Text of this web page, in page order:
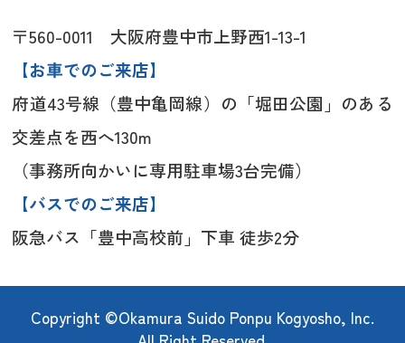
〒560-0011 大阪府豊中市上野西1-13-1
【お車でのご来店】
府道43号線（豊中亀岡線）の「堀田公園」のある
交差点を西へ130m
（事務所向かいに専用駐車場3台完備）
【バスでのご来店】
阪急バス「豊中高校前」下車 徒歩2分
Copyright ©Okamura Suido Ponpu Kogyosho, Inc.